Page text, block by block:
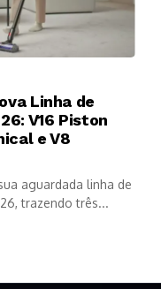
Linha de
V16 Piston
e V8
aguardada linha de
trazendo três...